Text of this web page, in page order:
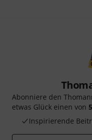
Abonniere den
etwas Glück einen von
Inspirierende